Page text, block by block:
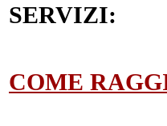
SERVIZI:
COME